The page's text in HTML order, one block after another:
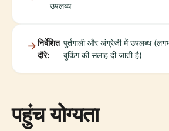
उपलब्ध
निर्देशित
दौरे:
पुर्तगाली और अंग्रेजी में उपलब्ध
बुकिंग की सलाह दी जाती है)
पहुंच योग्यता